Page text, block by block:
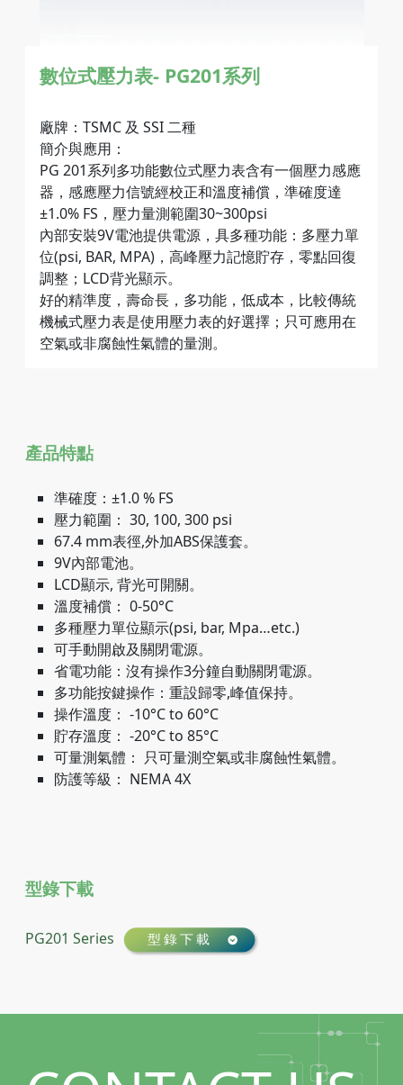
數位式壓力表- PG201系列
廠牌：TSMC 及 SSI 二種
簡介與應用：
PG 201系列多功能數位式壓力表含有一個壓力感應
器，感應壓力信號經校正和溫度補償，準確度達
±1.0% FS，壓力量測範圍30~300psi
內部安裝9V電池提供電源，具多種功能：多壓力單
位(psi, BAR, MPA)，高峰壓力記憶貯存，零點回復
調整；LCD背光顯示。
好的精準度，壽命長，多功能，低成本，比較傳統
機械式壓力表是使用壓力表的好選擇；只可應用在
空氣或非腐蝕性氣體的量測。
產品特點
準確度：±1.0 % FS
壓力範圍： 30, 100, 300 psi
67.4 mm表徑,外加ABS保護套。
9V內部電池。
LCD顯示, 背光可開關。
溫度補償： 0-50°C
多種壓力單位顯示(psi, bar, Mpa…etc.)
可手動開啟及關閉電源。
省電功能：沒有操作3分鐘自動關閉電源。
多功能按鍵操作：重設歸零,峰值保持。
操作溫度： -10°C to 60°C
貯存溫度： -20°C to 85°C
可量測氣體： 只可量測空氣或非腐蝕性氣體。
防護等級： NEMA 4X
型錄下載
PG201 Series